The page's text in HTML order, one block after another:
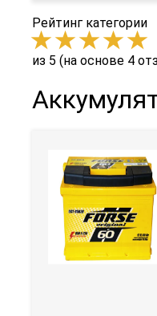
Рейтинг категории
из 5 (на основе 4